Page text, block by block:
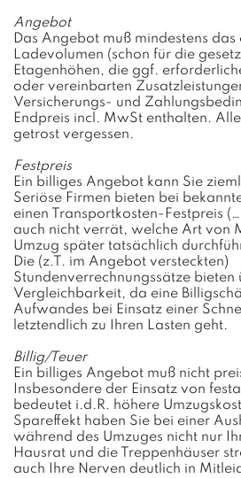
Angebot
Das Angebot muß mindestens
Ladevolumen (schon für die
Etagenhöhen, die ggf.
oder vereinbarten
Versicherungs- und
Endpreis incl. MwSt enthalten.
getrost vergessen.
Festpreis
Ein billiges Angebot kann Sie
Seriöse Firmen bieten bei
einen Transportkosten-Festpreis
auch nicht verrät, welche Art von
Umzug später tatsächlich
Die (z.T. im Angebot versteckten)
Stundenverrechnungssätze bieten
Vergleichbarkeit, da eine
Aufwandes bei Einsatz einer
letztendlich zu Ihren Lasten geht.
Billig/Teuer
Ein billiges Angebot muß nicht
Insbesondere der Einsatz von
bedeutet i.d.R. höhere
Spareffekt haben Sie bei einer
während des Umzuges nicht nur
Hausrat und die Treppenhäuser
auch Ihre Nerven deutlich in